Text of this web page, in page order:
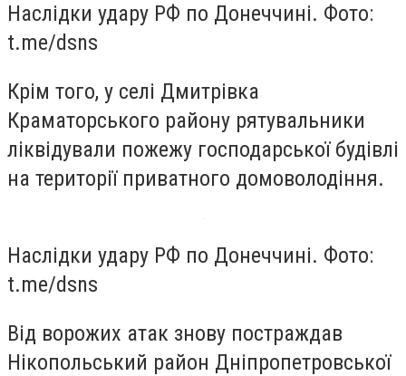
Наслідки удару РФ по Донеччині. Фото:
t.me/dsns
Крім того, у селі Дмитрівка
Краматорського району рятувальники
ліквідували пожежу господарської будівлі
на території приватного домоволодіння.
Наслідки удару РФ по Донеччині. Фото:
t.me/dsns
Від ворожих атак знову постраждав
Нікопольський район Дніпропетровської